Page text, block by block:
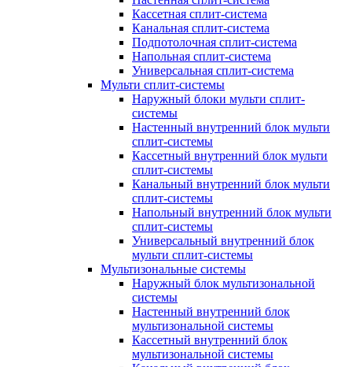
Кассетная сплит-система
Канальная сплит-система
Подпотолочная сплит-система
Напольная сплит-система
Универсальная сплит-система
Мульти сплит-системы
Наружный блоки мульти сплит-
системы
Настенный внутренний блок мульти
сплит-системы
Кассетный внутренний блок мульти
сплит-системы
Канальный внутренний блок мульти
сплит-системы
Напольный внутренний блок мульти
сплит-системы
Универсальный внутренний блок
мульти сплит-системы
Мультизональные системы
Наружный блок мультизональной
системы
Настенный внутренний блок
мультизональной системы
Кассетный внутренний блок
мультизональной системы